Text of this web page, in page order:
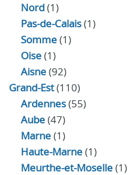
Nord(1)
Pas-de-Calais(1)
Somme(1)
Oise(1)
Aisne(92)
Grand-Est(110)
Ardennes(55)
Aube(47)
Marne(1)
Haute-Marne(1)
Meurthe-et-Moselle(1)